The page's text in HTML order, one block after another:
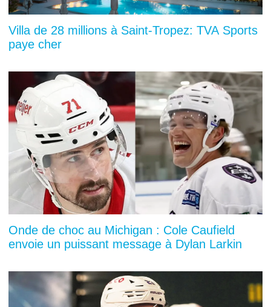
Villa de 28 millions à Saint-Tropez: TVA Sports
paye cher
Onde de choc au Michigan : Cole Caufield
envoie un puissant message à Dylan Larkin